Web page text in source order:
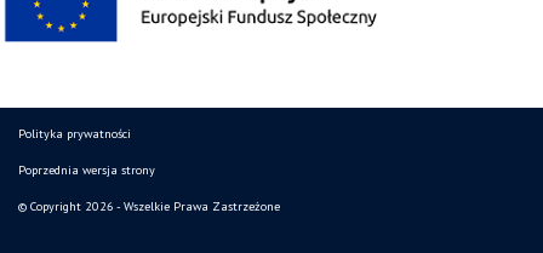
Polityka prywatności
Poprzednia wersja strony
© Copyright 2026 - Wszelkie Prawa Zastrzeżone